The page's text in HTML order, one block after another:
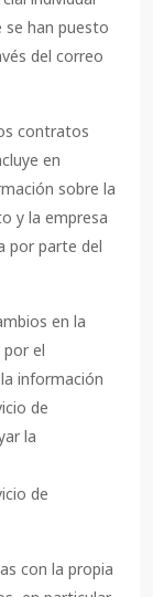
se han puesto
del correo
contratos
en
sobre la
y la empresa
por parte del
en la
el
información
de
la
de
con la propia